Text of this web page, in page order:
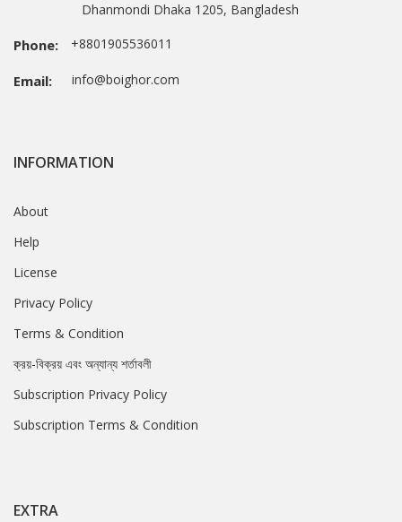
Dhanmondi Dhaka 1205, Bangladesh
Phone: +8801905536011
Email: info@boighor.com
INFORMATION
About
Help
License
Privacy Policy
Terms & Condition
ক্রয়-বিক্রয় এবং অন্যান্য শর্তাবলী
Subscription Privacy Policy
Subscription Terms & Condition
EXTRA